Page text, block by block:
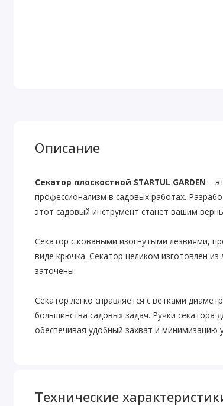
Описание
Секатор плоскостной STARTUL GARDEN –
профессионализм в садовых работах.
этот садовый инструмент станет вашим
Секатор с коваными изогнутыми лезвиями,
виде крючка. Секатор целиком изготовлен
заточены.
Секатор легко справляется с ветками
большинства садовых задач. Ручки секатора
обеспечивая удобный захват и минимизацию
Технические